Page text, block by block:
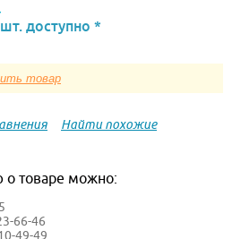
шт. доступно *
Найти похожие
о товаре можно:
66-46
49-49